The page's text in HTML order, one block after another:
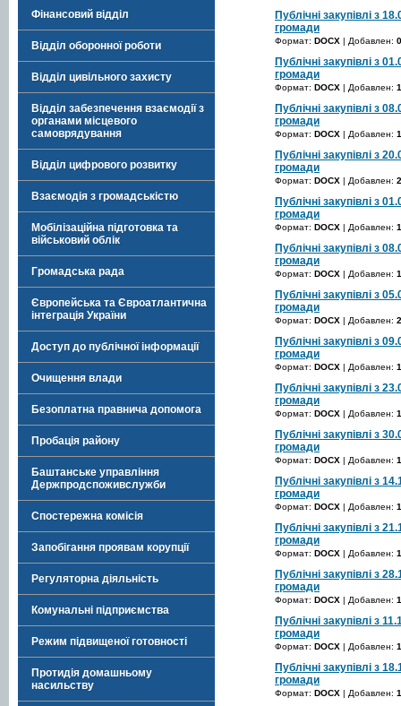
Фінансовий відділ
Відділ оборонної роботи
Відділ цивільного захисту
Відділ забезпечення взаємодії з
органами місцевого
самоврядування
Відділ цифрового розвитку
Взаємодія з громадськістю
Мобілізаційна підготовка та
військовий облік
Громадська рада
Європейська та Євроатлантична
інтеграція України
Доступ до публічної інформації
Очищення влади
Безоплатна правнича допомога
Пробація району
Баштанське управління
Держпродспоживслужби
Спостережна комісія
Запобігання проявам корупції
Регуляторна діяльність
Комунальні підприємства
Режим підвищеної готовності
Протидія домашньому
насильству
Публічні закупівлі з
громади
Формат: DOCX | Добавлен:
Публічні закупівлі з
громади
Формат: DOCX | Добавлен:
Публічні закупівлі з
громади
Формат: DOCX | Добавлен:
Публічні закупівлі з
громади
Формат: DOCX | Добавлен:
Публічні закупівлі з
громади
Формат: DOCX | Добавлен:
Публічні закупівлі з
громади
Формат: DOCX | Добавлен:
Публічні закупівлі з
громади
Формат: DOCX | Добавлен:
Публічні закупівлі з
громади
Формат: DOCX | Добавлен:
Публічні закупівлі з
громади
Формат: DOCX | Добавлен:
Публічні закупівлі з
громади
Формат: DOCX | Добавлен:
Публічні закупівлі з
громади
Формат: DOCX | Добавлен:
Публічні закупівлі з
громади
Формат: DOCX | Добавлен:
Публічні закупівлі з
громади
Формат: DOCX | Добавлен:
Публічні закупівлі з
громади
Формат: DOCX | Добавлен:
Публічні закупівлі з
громади
Формат: DOCX | Добавлен: